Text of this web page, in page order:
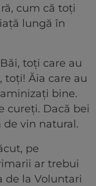
cum că toți
lungă în
toți care au
toți! Ăia care au
bine.
cureți. Dacă bei
de vin natural.
pe
ar trebui
de la Voluntari